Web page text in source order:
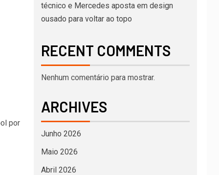
por
técnico e Mercedes aposta em design
ousado para voltar ao topo
RECENT COMMENTS
Nenhum comentário para mostrar.
ARCHIVES
Junho 2026
Maio 2026
Abril 2026